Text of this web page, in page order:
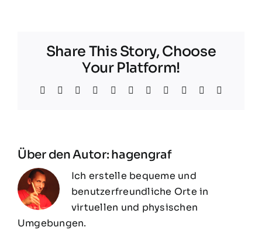
Share This Story, Choose
Your Platform!
Facebook BlueskyReddit LinkedInWhatsAppTelegram
TumblrXing
Über den Autor: hagengraf
Ich erstelle bequeme und
benutzerfreundliche Orte in
virtuellen und physischen
Umgebungen.